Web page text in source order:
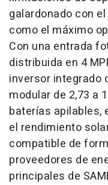
galardonado con
como el máximo
Con una entrada
distribuida en 4
inversor integrado
modular de 2,73 a
baterías apilables,
el rendimiento
compatible de
proveedores de
principales de